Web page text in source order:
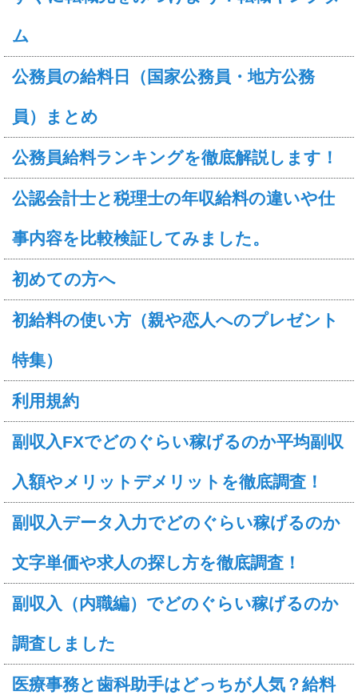
ム
公務員の給料日（国家公務員・地方公務
員）まとめ
公務員給料ランキングを徹底解説します！
公認会計士と税理士の年収給料の違いや仕
事内容を比較検証してみました。
初めての方へ
初給料の使い方（親や恋人へのプレゼント
特集）
利用規約
副収入FXでどのぐらい稼げるのか平均副収
入額やメリットデメリットを徹底調査！
副収入データ入力でどのぐらい稼げるのか
文字単価や求人の探し方を徹底調査！
副収入（内職編）でどのぐらい稼げるのか
調査しました
医療事務と歯科助手はどっちが人気？給料